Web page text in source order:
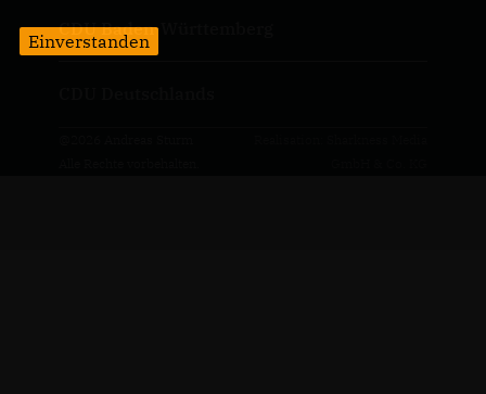
CDU Baden-Württemberg
Einverstanden